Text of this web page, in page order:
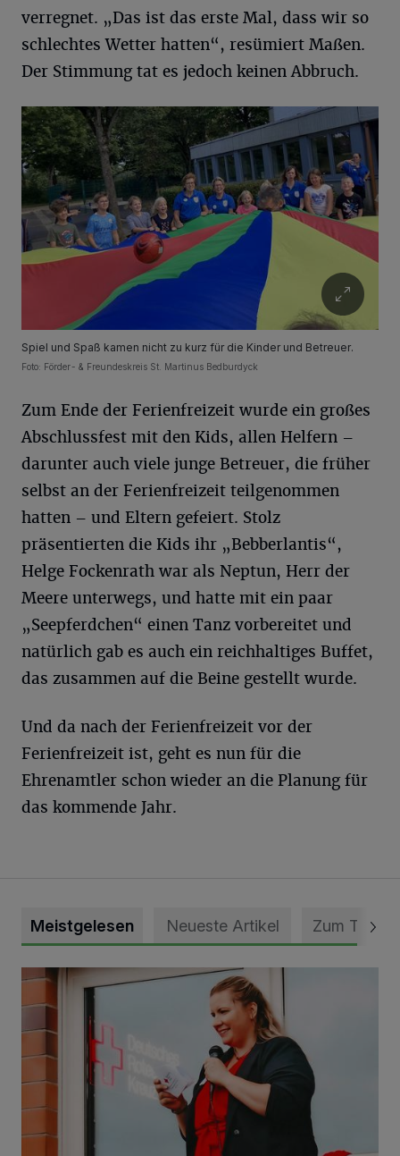
verregnet. „Das ist das erste Mal, dass wir so
schlechtes Wetter hatten“, resümiert Maßen.
Der Stimmung tat es jedoch keinen Abbruch.
Spiel und Spaß kamen nicht zu kurz für die Kinder und Betreuer.
Foto: Förder- & Freundeskreis St. Martinus Bedburdyck
Zum Ende der Ferienfreizeit wurde ein großes
Abschlussfest mit den Kids, allen Helfern –
darunter auch viele junge Betreuer, die früher
selbst an der Ferienfreizeit teilgenommen
hatten – und Eltern gefeiert. Stolz
präsentierten die Kids ihr „Bebberlantis“,
Helge Fockenrath war als Neptun, Herr der
Meere unterwegs, und hatte mit ein paar
„Seepferdchen“ einen Tanz vorbereitet und
natürlich gab es auch ein reichhaltiges Buffet,
das zusammen auf die Beine gestellt wurde.
Und da nach der Ferienfreizeit vor der
Ferienfreizeit ist, geht es nun für die
Ehrenamtler schon wieder an die Planung für
das kommende Jahr.
Meistgelesen Neueste Artikel Zum Thema
DRK Grevenbroich feiert Einweihung des neuen Domizils